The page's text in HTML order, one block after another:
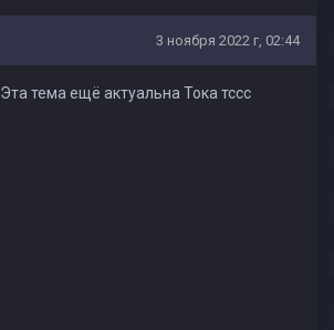
3 ноября 2022 г, 02:44
Эта тема ещё актуальна Тока тссс